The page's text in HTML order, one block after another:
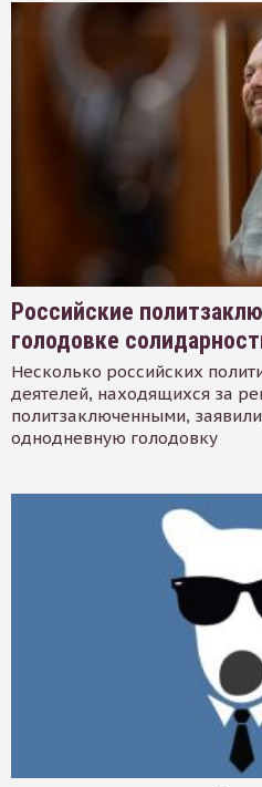
Российские
голодовке
Несколько российских
деятелей, находящихся за
политзаключенными,
однодневную голодовку